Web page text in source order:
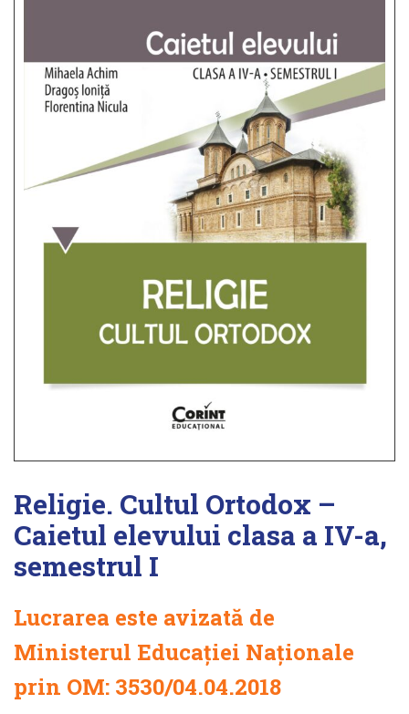
Religie. Cultul Ortodox –
Caietul elevului clasa a IV-a,
semestrul I
Lucrarea este avizată de
Ministerul Educației Naționale
prin OM: 3530/04.04.2018